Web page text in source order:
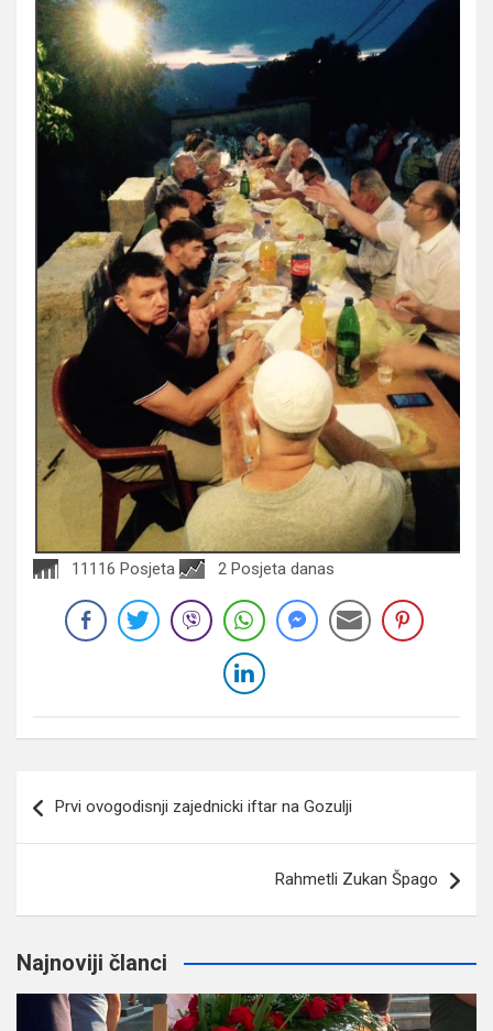
11116 Posjeta 2 Posjeta danas
članaka
Prvi ovogodisnji zajednicki iftar na Gozulji
Rahmetli Zukan Špago
Najnoviji članci